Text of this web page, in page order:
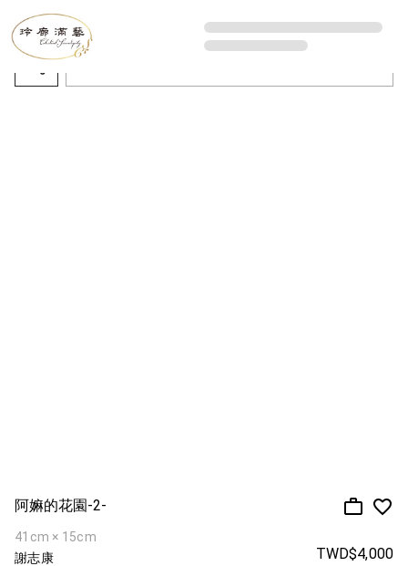
All Artworks
Recommended sorting
阿嫲的花園-2-
41cm × 15cm
謝志康
TWD$4,000